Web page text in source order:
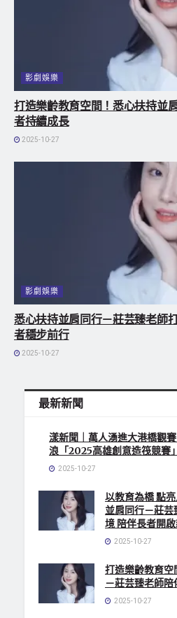
影劇娛樂
打造樂齡教育空間！悉心扶持並
者持續成長
2025-10-27
影劇娛樂
悉心扶持並肩同行－莊芸臻老師
者穩步前行
2025-10-27
最新新聞
漾新聞｜萬人湧進大港橋觀
浪「2025高雄創意造筏競賽
2025-10-27
以教育為橋 點
並肩同行－莊
境 陪伴長者開
2025-10-27
打造樂齡教育
－莊芸臻老師
2025-10-27